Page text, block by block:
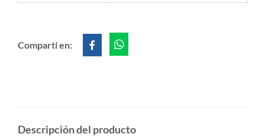
Compartí en:
Descripción del producto